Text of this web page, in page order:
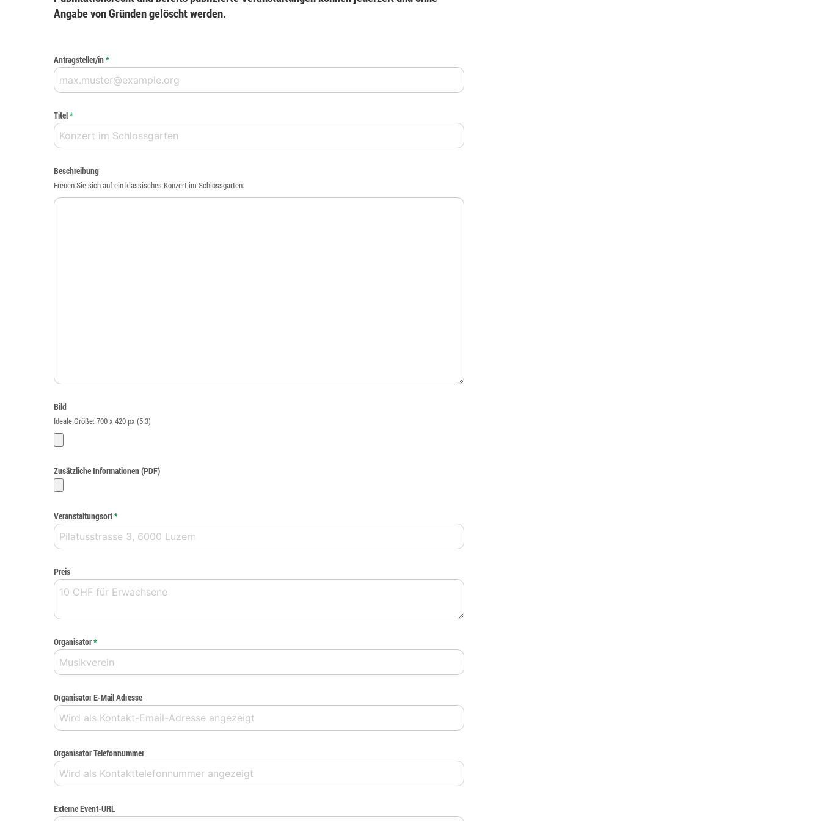
Angabe von Gründen gelöscht werden.
Antragsteller/in*
Titel*
Beschreibung
Freuen Sie sich auf ein klassisches Konzert im Schlossgarten.
Bild
Ideale Größe: 700 x 420 px (5:3)
Zusätzliche Informationen (PDF)
Veranstaltungsort*
Preis
Organisator*
Organisator E-Mail Adresse
Organisator Telefonnummer
Externe Event-URL